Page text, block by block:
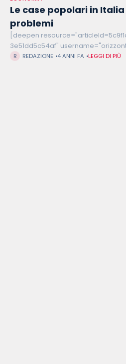
Le case popolari in
problemi
[deepen
3e51dd5c54af"
password="7JaqLxj0Ky"] Lo scorso
REDAZIONE 4 ANNI FA LEGGI DI PIÙ